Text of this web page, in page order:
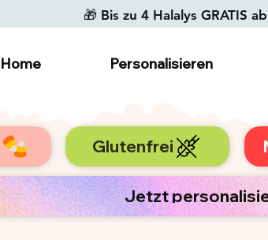
🎁 Bis zu 4 Halalys GRATIS
Home Personalisieren
Glutenfrei
Jetzt